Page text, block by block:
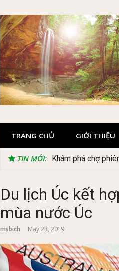
TRANG CHỦ GIỚI THIỆU
TIN MỚI: Khám phá chợ
Du lịch Úc kết
mùa nước Úc
msbich May 23, 2019